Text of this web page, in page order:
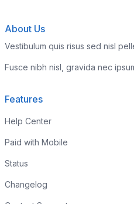
About Us
Vestibulum quis risus sed nisl
Fusce nibh nisl, gravida nec
Features
Help Center
Paid with Mobile
Status
Changelog